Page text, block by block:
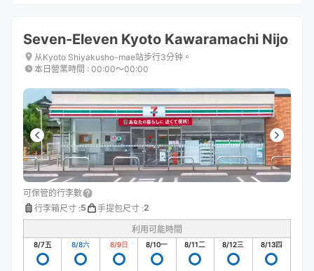
Seven-Eleven Kyoto Kawaramachi Nijo
从Kyoto Shiyakusho-mae站步行3分钟。
本日營業時間 : 00:00〜00:00
可保管的行李數
行李箱尺寸 :5 手提包尺寸 :2
利用可能時間
8/7五 8/8六 8/9日 8/10一 8/11二 8/12三 8/13四